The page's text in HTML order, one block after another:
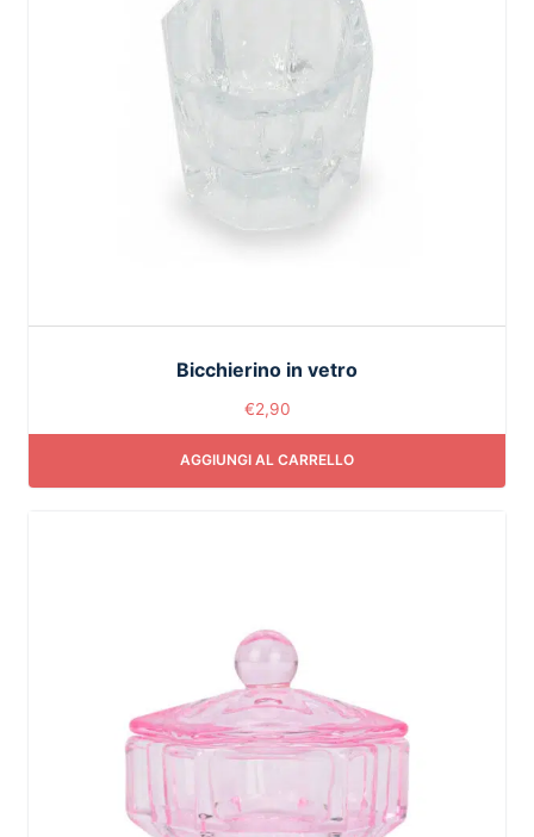
Bicchierino in vetro
€2,90
AGGIUNGI AL CARRELLO